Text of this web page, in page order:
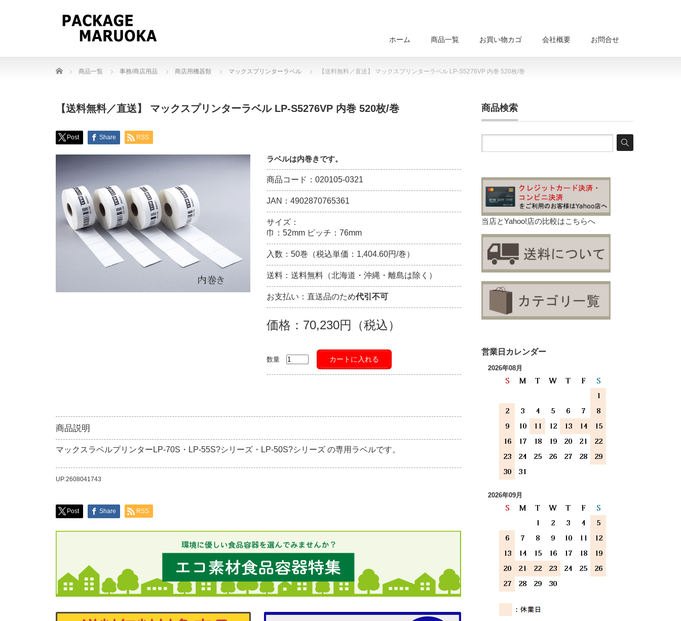
ホーム 商品一覧 お買い物カゴ 会社概要 お問合せ
Home 商品一覧 事務/商店用品 商店用機器類 マックスプリンターラベル 【送料無料／直送】 マックスプリンターラベル LP-S5276VP 内巻 520枚/巻
【送料無料／直送】 マックスプリンターラベル LP-S5276VP 内巻 520枚/巻
Post Share RSS
ラベルは内巻きです。
商品コード：020105-0321
JAN：4902870765361
サイズ：
巾：52mm ピッチ：76mm
入数：50巻（税込単価：1,404.60円/巻）
送料：送料無料（北海道・沖縄・離島は除く）
お支払い：直送品のため代引不可
価格：70,230円（税込）
数量 カートに入れる
商品説明
マックスラベルプリンターLP-70S・LP-55S?シリーズ・LP-50S?シリーズ の専用ラベルです。
UP:2608041743
Post Share RSS
商品検索
当店とYahoo!店の比較はこちらへ
営業日カレンダー
2026年08月
2026年09月